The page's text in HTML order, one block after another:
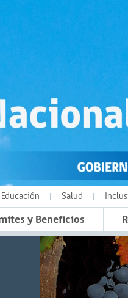
Educación Salud
y Beneficios